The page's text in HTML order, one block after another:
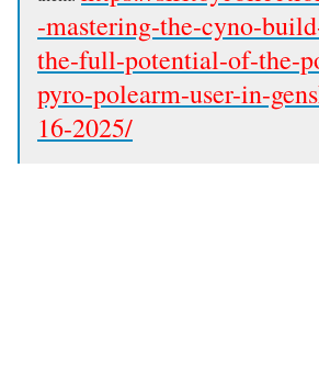
-mastering-the-cyno-
the-full-potential-of-the-
pyro-polearm-user-in-
16-2025/